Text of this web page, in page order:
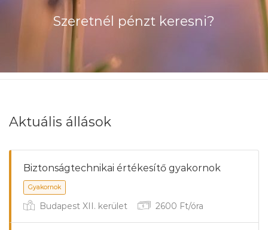
Szeretnél pénzt keresni?
Aktuális állások
Biztonságtechnikai értékesítő gyakornok
Budapest XII. kerület 2600 Ft/óra